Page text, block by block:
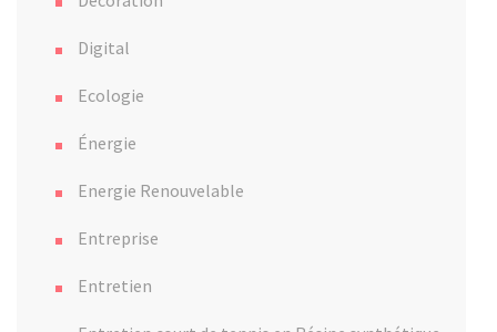
Digital
Ecologie
Énergie
Energie Renouvelable
Entreprise
Entretien